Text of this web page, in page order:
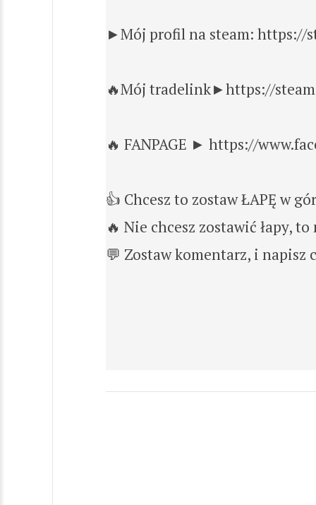
►Mój profil na steam: https://
🔥Mój tradelink►https://
🔥 FANPAGE ► https://
👍 Chcesz to zostaw ŁAPĘ w
🔥 Nie chcesz zostawić łapy,
💬 Zostaw komentarz, i